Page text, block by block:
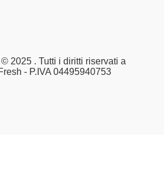
2025 . Tutti i diritti riservati a
- P.IVA 04495940753